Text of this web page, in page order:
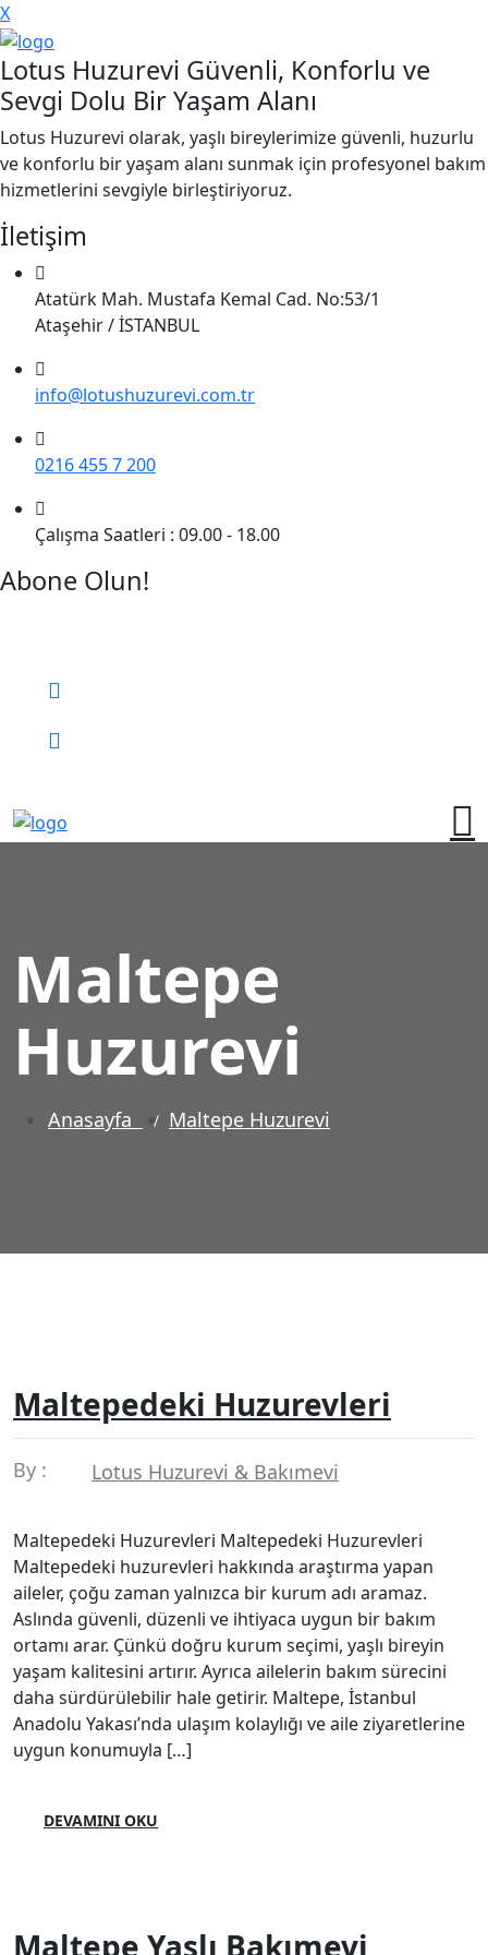
X
Lotus Huzurevi Güvenli, Konforlu ve
Sevgi Dolu Bir Yaşam Alanı
Lotus Huzurevi olarak, yaşlı bireylerimize güvenli, huzurlu
ve konforlu bir yaşam alanı sunmak için profesyonel bakım
hizmetlerini sevgiyle birleştiriyoruz.
İletişim
Atatürk Mah. Mustafa Kemal Cad. No:53/1
Ataşehir / İSTANBUL
info@lotushuzurevi.com.tr
0216 455 7 200
Çalışma Saatleri : 09.00 - 18.00
Abone Olun!
Maltepe
Huzurevi
Anasayfa Maltepe Huzurevi
Maltepedeki Huzurevleri
By : Lotus Huzurevi & Bakımevi
Maltepedeki Huzurevleri Maltepedeki Huzurevleri
Maltepedeki huzurevleri hakkında araştırma yapan
aileler, çoğu zaman yalnızca bir kurum adı aramaz.
Aslında güvenli, düzenli ve ihtiyaca uygun bir bakım
ortamı arar. Çünkü doğru kurum seçimi, yaşlı bireyin
yaşam kalitesini artırır. Ayrıca ailelerin bakım sürecini
daha sürdürülebilir hale getirir. Maltepe, İstanbul
Anadolu Yakası’nda ulaşım kolaylığı ve aile ziyaretlerine
uygun konumuyla […]
DEVAMINI OKU
Maltepe Yaşlı Bakımevi